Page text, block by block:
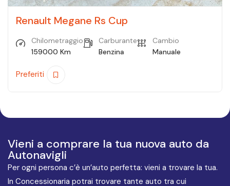
Renault Megane Rs Cup
Chilometraggio
159000 Km
Carburante
Benzina
Cambio
Manuale
Preferiti
Vieni a comprare la tua nuova auto da
Autonavigli
Per ogni persona c’è un’auto perfetta: vieni a trovare la tua.
In Concessionaria potrai trovare tante auto tra cui